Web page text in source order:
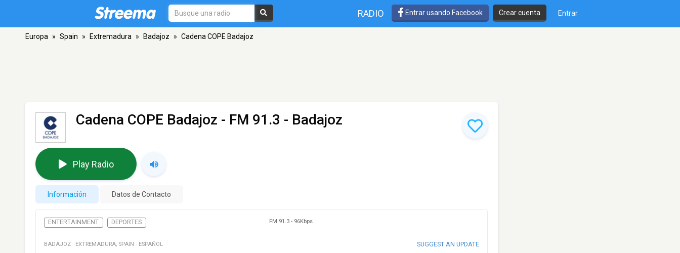
RADIO Entrar usando Facebook Crear cuenta Entrar
Europa » Spain » Extremadura » Badajoz » Cadena COPE Badajoz
Cadena COPE Badajoz - FM 91.3 - Badajoz
Play Radio
Información Datos de Contacto
ENTERTAINMENT DEPORTES FM 91.3 - 96Kbps
BADAJOZ · EXTREMADURA, SPAIN · ESPAÑOL SUGGEST AN UPDATE